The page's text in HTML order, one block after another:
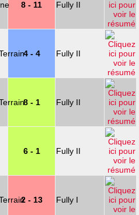
8 - 11 Fully II
4 - 4 Fully II
8 - 1 Fully II
6 - 1 Fully II
2 - 13 Fully I